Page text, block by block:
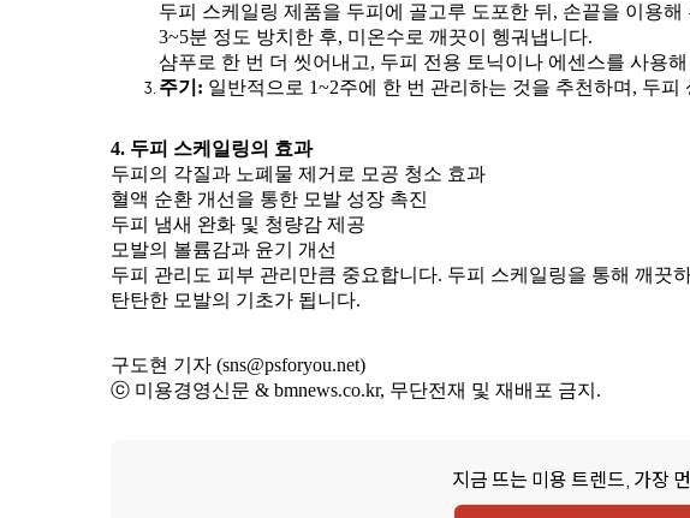
두피 스케일링 제품을 두피에 골고루 도포한 뒤, 손끝을 이용
3~5분 정도 방치한 후, 미온수로 깨끗이 헹궈냅니다.
샴푸로 한 번 더 씻어내고, 두피 전용 토닉이나 에센스를 사용
주기: 일반적으로 1~2주에 한 번 관리하는 것을 추천하며, 두
4. 두피 스케일링의 효과
두피의 각질과 노폐물 제거로 모공 청소 효과
혈액 순환 개선을 통한 모발 성장 촉진
두피 냄새 완화 및 청량감 제공
모발의 볼륨감과 윤기 개선
두피 관리도 피부 관리만큼 중요합니다. 두피 스케일링을 통해 깨끗
탄탄한 모발의 기초가 됩니다.
구도현 기자 (sns@psforyou.net)
ⓒ 미용경영신문 & bmnews.co.kr, 무단전재 및 재배포 금지.
지금 뜨는 미용 트렌드, 가장